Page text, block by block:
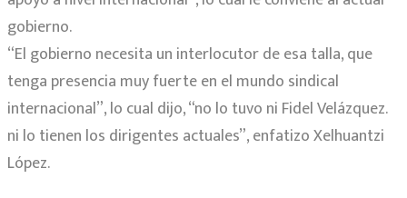
gobierno.
“El gobierno necesita un interlocutor de esa talla, que
tenga presencia muy fuerte en el mundo sindical
internacional”, lo cual dijo, “no lo tuvo ni Fidel Velázquez.
ni lo tienen los dirigentes actuales”, enfatizo Xelhuantzi
López.